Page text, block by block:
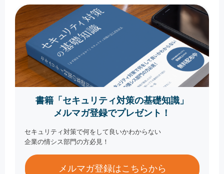
書籍「セキュリティ対策の基礎知識」
メルマガ登録でプレゼント！
セキュリティ対策で何をして良いかわからない
企業の情シス部門の方必見！
メルマガ登録はこちらから